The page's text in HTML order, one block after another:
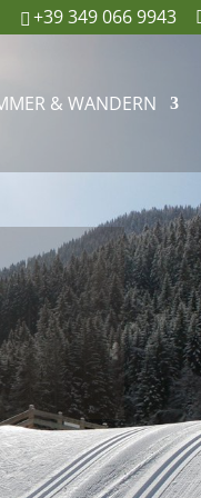
+39 349 066 9943
& WANDERN